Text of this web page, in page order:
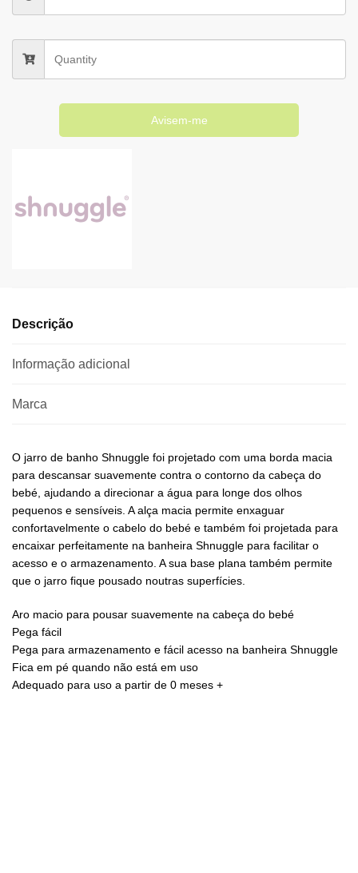
Avisem-me
Descrição
Informação adicional
Marca
O jarro de banho Shnuggle foi projetado com uma borda macia
para descansar suavemente contra o contorno da cabeça do
bebé, ajudando a direcionar a água para longe dos olhos
pequenos e sensíveis. A alça macia permite enxaguar
confortavelmente o cabelo do bebé e também foi projetada para
encaixar perfeitamente na banheira Shnuggle para facilitar o
acesso e o armazenamento. A sua base plana também permite
que o jarro fique pousado noutras superfícies.
Aro macio para pousar suavemente na cabeça do bebé
Pega fácil
Pega para armazenamento e fácil acesso na banheira Shnuggle
Fica em pé quando não está em uso
Adequado para uso a partir de 0 meses +